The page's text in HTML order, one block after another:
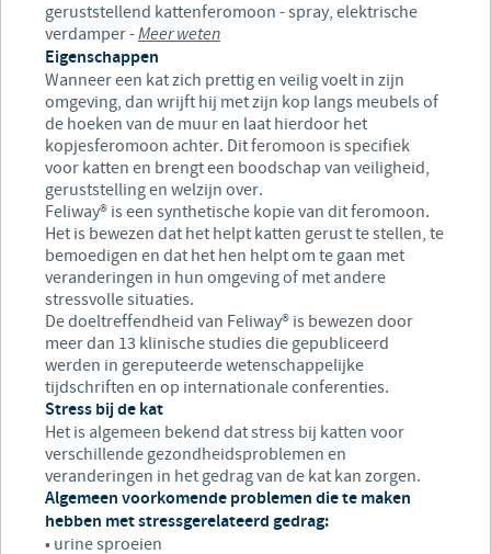
geruststellend kattenferomoon - spray, elektrische
verdamper -Meer weten
Eigenschappen
Wanneer een kat zich prettig en veilig voelt in zijn
omgeving, dan wrijft hij met zijn kop langs meubels of
de hoeken van de muur en laat hierdoor het
kopjesferomoon achter. Dit feromoon is specifiek
voor katten en brengt een boodschap van veiligheid,
geruststelling en welzijn over.
Feliway® is een synthetische kopie van dit feromoon.
Het is bewezen dat het helpt katten gerust te stellen, te
bemoedigen en dat het hen helpt om te gaan met
veranderingen in hun omgeving of met andere
stressvolle situaties.
De doeltreffendheid van Feliway® is bewezen door
meer dan 13 klinische studies die gepubliceerd
werden in gereputeerde wetenschappelijke
tijdschriften en op internationale conferenties.
Stress bij de kat
Het is algemeen bekend dat stress bij katten voor
verschillende gezondheidsproblemen en
veranderingen in het gedrag van de kat kan zorgen.
Algemeen voorkomende problemen die te maken
hebben met stressgerelateerd gedrag:
• urine sproeien